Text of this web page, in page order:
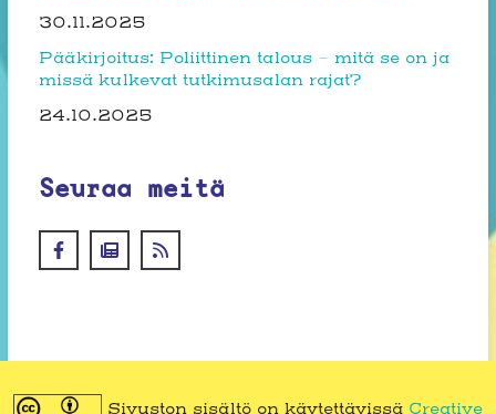
30.11.2025
Pääkirjoitus: Poliittinen talous – mitä se on ja
missä kulkevat tutkimusalan rajat?
24.10.2025
Seuraa meitä
Sivuston sisältö on käytettävissä Creative